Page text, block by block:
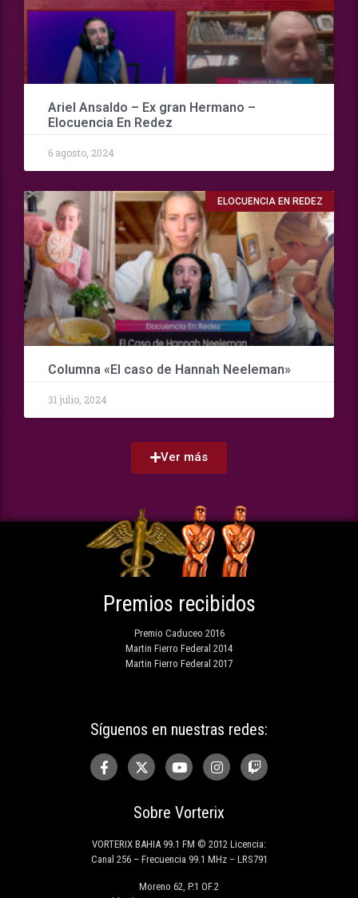
Ariel Ansaldo – Ex gran Hermano –
Elocuencia En Redez
6 agosto, 2024
ELOCUENCIA EN REDEZ
Columna «El caso de Hannah Neeleman»
31 julio, 2024
Ver más
Sobre Vorterix
VORTERIX BAHIA 99.1 FM © 2012 Licencia:
Canal 256 – Frecuencia 99.1 MHz – LRS791
Moreno 62, P.1 OF.2
Síguenos en nuestras redes:
Premios recibidos
Premio Caduceo 2016
Martin Fierro Federal 2014
Martin Fierro Federal 2017